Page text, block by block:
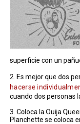
superficie con un
2. Es mejor que dos
hacerse
cuando dos personas
3. Coloca la Ouija
Planchette se coloca